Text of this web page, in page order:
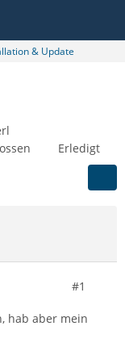
& Update
Erledigt
#1
hab aber mein